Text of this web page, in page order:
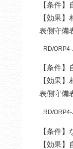
【条件
【効果
表側守備
RD/
【条件
【効果
表側守備
RD/
【条件】
【効果